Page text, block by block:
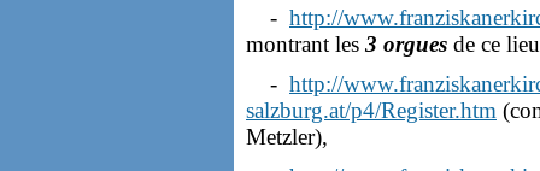
- http://
montrant les 3 orgues de ce
- http://
salzburg.at/p4/Register.htm
Metzler),